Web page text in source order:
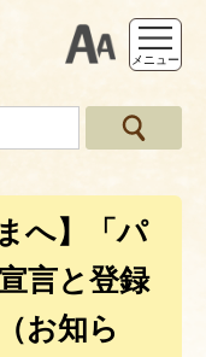
支援ツー
メニュー
へ】「パ
言と登録
お知ら